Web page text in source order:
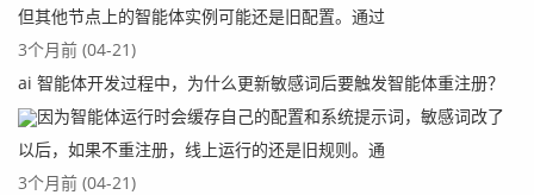
但其他节点上的智能体实例可能还是旧配置。通过
3个月前 (04-21)
ai 智能体开发过程中，为什么更新敏感词后要触发智能体重注册？
因为智能体运行时会缓存自己的配置和系统提示词，敏感词改了
以后，如果不重注册，线上运行的还是旧规则。通
3个月前 (04-21)